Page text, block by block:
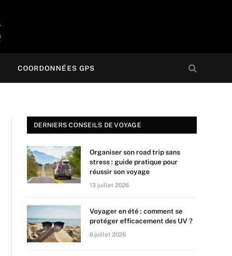
COORDONNÉES GPS
DERNIERS CONSEILS DE VOYAGE
Organiser son road trip sans
stress : guide pratique pour
réussir son voyage
13 juillet 2026
Voyager en été : comment se
protéger efficacement des UV ?
6 juillet 2026